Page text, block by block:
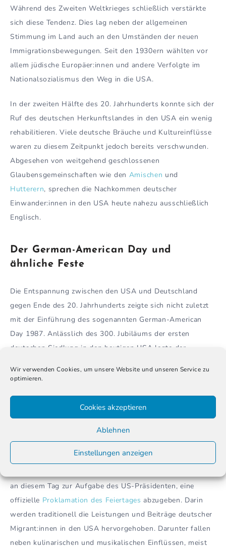
Wir verwenden Cookies, um unsere Website und unseren Service zu
optimieren.
Cookies akzeptieren
Ablehnen
Einstellungen anzeigen
Während des Zweiten Weltkrieges schließlich verstärkte
sich diese Tendenz. Dies lag neben der allgemeinen
Stimmung im Land auch an den Umständen der neuen
Immigrationsbewegungen. Seit den 1930ern wählten vor
allem jüdische Europäer:innen und andere Verfolgte im
Nationalsozialismus den Weg in die USA.
In der zweiten Hälfte des 20. Jahrhunderts konnte sich der
Ruf des deutschen Herkunftslandes in den USA ein wenig
rehabilitieren. Viele deutsche Bräuche und Kultureinflüsse
waren zu diesem Zeitpunkt jedoch bereits verschwunden.
Abgesehen von weitgehend geschlossenen
Glaubensgemeinschaften wie den Amischen und
Hutterern, sprechen die Nachkommen deutscher
Einwander:innen in den USA heute nahezu ausschließlich
Englisch.
Der German-American Day und
ähnliche Feste
Die Entspannung zwischen den USA und Deutschland
gegen Ende des 20. Jahrhunderts zeigte sich nicht zuletzt
mit der Einführung des sogenannten German-American
Day 1987. Anlässlich des 300. Jubiläums der ersten
deutschen Siedlung in den heutigen USA legte der
Zustimmung des Senats
feiern jedes Jahr am 6. Oktober zahlreiche US-
Amerikaner:innen ihre deutschen Wurzeln. Verknüpft wird
dieser Festtag gerne auch mit der in den USA bekannten
Tradition des bayrischen Oktoberfestes.
an diesem Tag zur Aufgabe des US-Präsidenten, eine
offizielle Proklamation des Feiertages abzugeben. Darin
werden traditionell die Leistungen und Beiträge deutscher
Migrant:innen in den USA hervorgehoben. Darunter fallen
neben kulinarischen und musikalischen Einflüssen, meist